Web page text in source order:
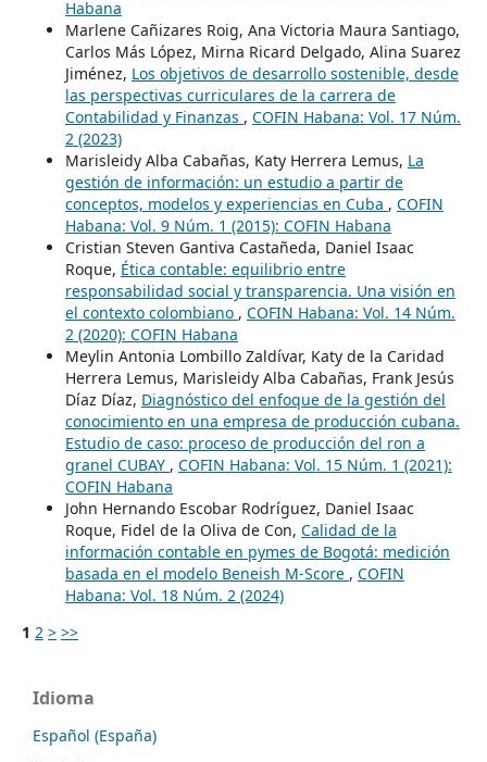
Habana
Marlene Cañizares Roig, Ana Victoria Maura Santiago,
Carlos Más López, Mirna Ricard Delgado, Alina Suarez
Jiménez, Los objetivos de desarrollo sostenible, desde
las perspectivas curriculares de la carrera de
Contabilidad y Finanzas , COFIN Habana: Vol. 17 Núm.
2 (2023)
Marisleidy Alba Cabañas, Katy Herrera Lemus, La
gestión de información: un estudio a partir de
conceptos, modelos y experiencias en Cuba , COFIN
Habana: Vol. 9 Núm. 1 (2015): COFIN Habana
Cristian Steven Gantiva Castañeda, Daniel Isaac
Roque, Ética contable: equilibrio entre
responsabilidad social y transparencia. Una visión en
el contexto colombiano , COFIN Habana: Vol. 14 Núm.
2 (2020): COFIN Habana
Meylin Antonia Lombillo Zaldívar, Katy de la Caridad
Herrera Lemus, Marisleidy Alba Cabañas, Frank Jesús
Díaz Díaz, Diagnóstico del enfoque de la gestión del
conocimiento en una empresa de producción cubana.
Estudio de caso: proceso de producción del ron a
granel CUBAY , COFIN Habana: Vol. 15 Núm. 1 (2021):
COFIN Habana
John Hernando Escobar Rodríguez, Daniel Isaac
Roque, Fidel de la Oliva de Con, Calidad de la
información contable en pymes de Bogotá: medición
basada en el modelo Beneish M-Score , COFIN
Habana: Vol. 18 Núm. 2 (2024)
1 2 > >>
Idioma
Español (España)